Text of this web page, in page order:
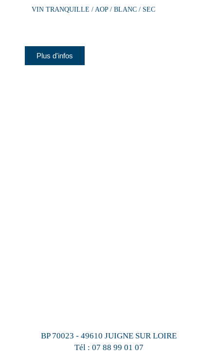
VIN TRANQUILLE / AOP / BLANC / SEC
Plus d'infos
BP 70023 - 49610 JUIGNE SUR LOIRE
Tél : 07 88 99 01 07